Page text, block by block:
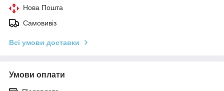
Нова Пошта
Самовивіз
Всі умови доставки
Умови оплати